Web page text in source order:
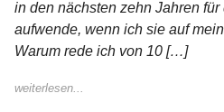
in den nächsten zehn Jahren
aufwende, wenn ich sie auf
Warum rede ich von 10 […]
weiterlesen...